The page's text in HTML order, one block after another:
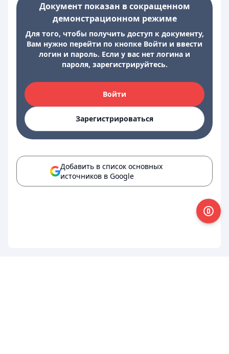
Документ показан в сокращенном
демонстрационном режиме
Для того, чтобы получить доступ к документу,
Вам нужно перейти по кнопке Войти и ввести
логин и пароль. Если у вас нет логина и
пароля, зарегистрируйтесь.
Войти
Зарегистрироваться
Добавить в список основных
источников в Google